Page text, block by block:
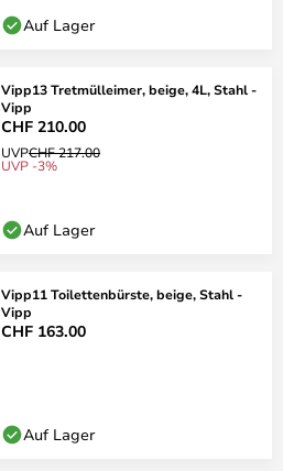
Auf Lager
Vipp13 Tretmülleimer, beige, 4L, Stahl -
Vipp
CHF 210.00
UVPCHF 217.00
UVP -3%
Auf Lager
Vipp11 Toilettenbürste, beige, Stahl -
Vipp
CHF 163.00
Auf Lager